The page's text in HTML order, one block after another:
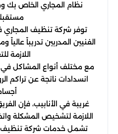
نظام المجاري الخاص
توفر شركة تنظيف
الفنيين المدربين تدريباً
اللازمة
مع مختلف أنواع المشاكل
انسدادات ناتجة عن تراكم
غريبة في الأنابيب، فإن
اللازمة لتشخيص المشكلة
تشمل خدمات شركة تنظيف